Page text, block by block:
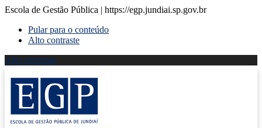
Escola de Gestão Pública | https://egp.jundiai.sp.gov.br
Pular para o conteúdo
Alto contraste
Alto contraste